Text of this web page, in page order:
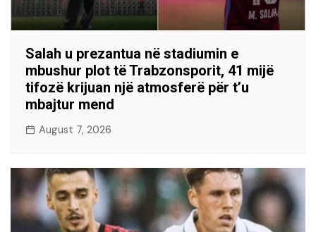
Salah u prezantua në stadiumin e
mbushur plot të Trabzonsporit, 41 mijë
tifozë krijuan një atmosferë për t’u
mbajtur mend
August 7, 2026